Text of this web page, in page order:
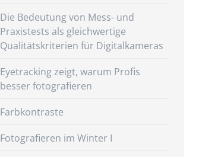
Die Bedeutung von Mess- und
Praxistests als gleichwertige
Qualitätskriterien für Digitalkameras
Eyetracking zeigt, warum Profis
besser fotografieren
Farbkontraste
Fotografieren im Winter I